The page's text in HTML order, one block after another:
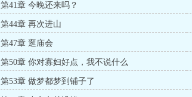
第41章 今晚还来吗？
第44章 再次进山
第47章 逛庙会
第50章 你对寡妇好点，我不说什么
第53章 做梦都梦到铺子了